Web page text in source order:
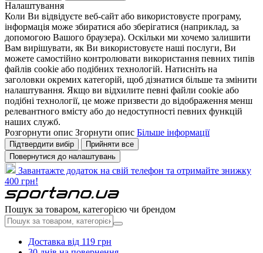
Налаштування
Коли Ви відвідуєте веб-сайт або використовуєте програму,
інформація може збиратися або зберігатися (наприклад, за
допомогою Вашого браузера). Оскільки ми хочемо залишити
Вам вирішувати, як Ви використовуєте наші послуги, Ви
можете самостійно контролювати використання певних типів
файлів cookie або подібних технологій. Натисніть на
заголовки окремих категорій, щоб дізнатися більше та змінити
налаштування. Якщо ви відхилите певні файли cookie або
подібні технології, це може призвести до відображення менш
релевантного вмісту або до недоступності певних функцій
наших служб.
Розгорнути опис Згорнути опис Більше інформації
Підтвердити вибір
Прийняти все
Повернутися до налаштувань
Завантажте додаток на свій телефон та отримайте знижку
400 грн!
Пошук за товаром, категорією чи брендом
Доставка від 119 грн